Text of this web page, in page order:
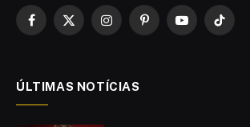
Facebook
X
InstagramPinterestYouTubeTikTok
ÚLTIMAS NOTÍCIAS